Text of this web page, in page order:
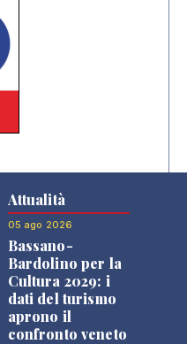
Attualità
05 ago 2026
Bassano-
Bardolino per la
Cultura 2029: i
dati del turismo
aprono il
confronto veneto